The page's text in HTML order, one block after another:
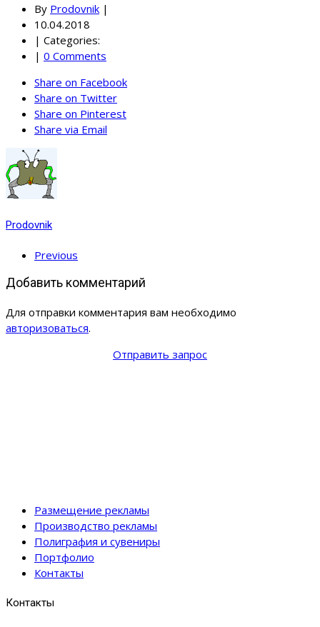
By Prodovnik |
10.04.2018
| Categories:
| 0 Comments
Share on Facebook
Share on Twitter
Share on Pinterest
Share via Email
Prodovnik
Previous
Добавить комментарий
Для отправки комментария вам необходимо
авторизоваться.
Отправить запрос
Размещение рекламы
Производство рекламы
Полиграфия и сувениры
Портфолио
Контакты
Контакты